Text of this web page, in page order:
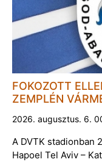
FOKOZOTT
ZEMPLÉN
2026. augusztus. 6.
A DVTK stadionban
Hapoel Tel Aviv –